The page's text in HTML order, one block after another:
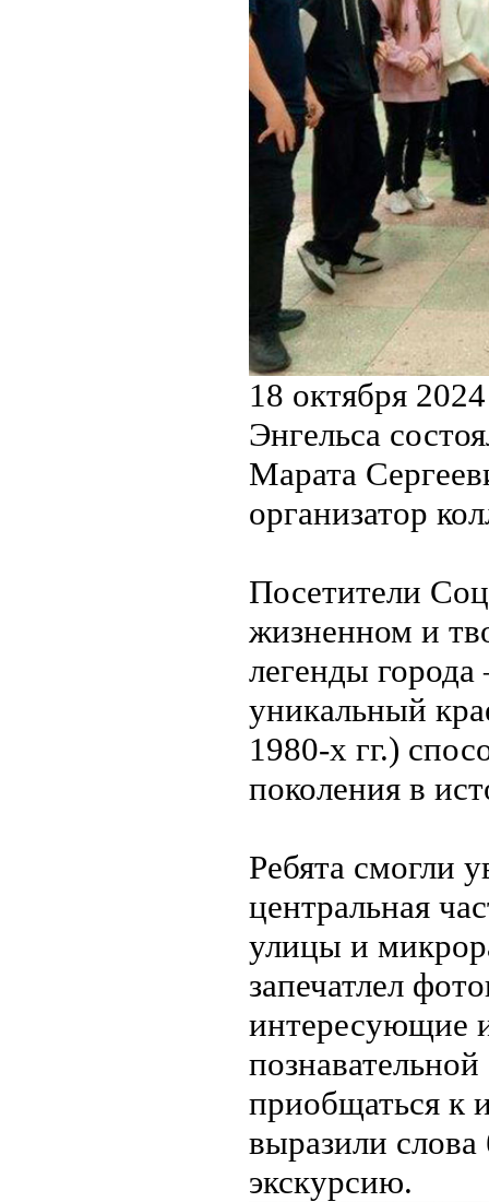
18 октября
Энгельса
Марата
организатор
Посетители
жизненном и
легенды
уникальный
1980-х гг.)
поколения в
Ребята смогли
центральная
улицы и
запечатлел
интересующие
приобщаться к
выразили
экскурсию.